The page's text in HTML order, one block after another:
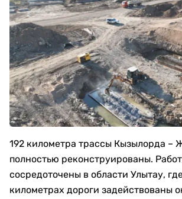
192 километра трассы Кызылорда –
полностью реконструированы.
сосредоточены в области Улытау,
километрах дороги задействованы